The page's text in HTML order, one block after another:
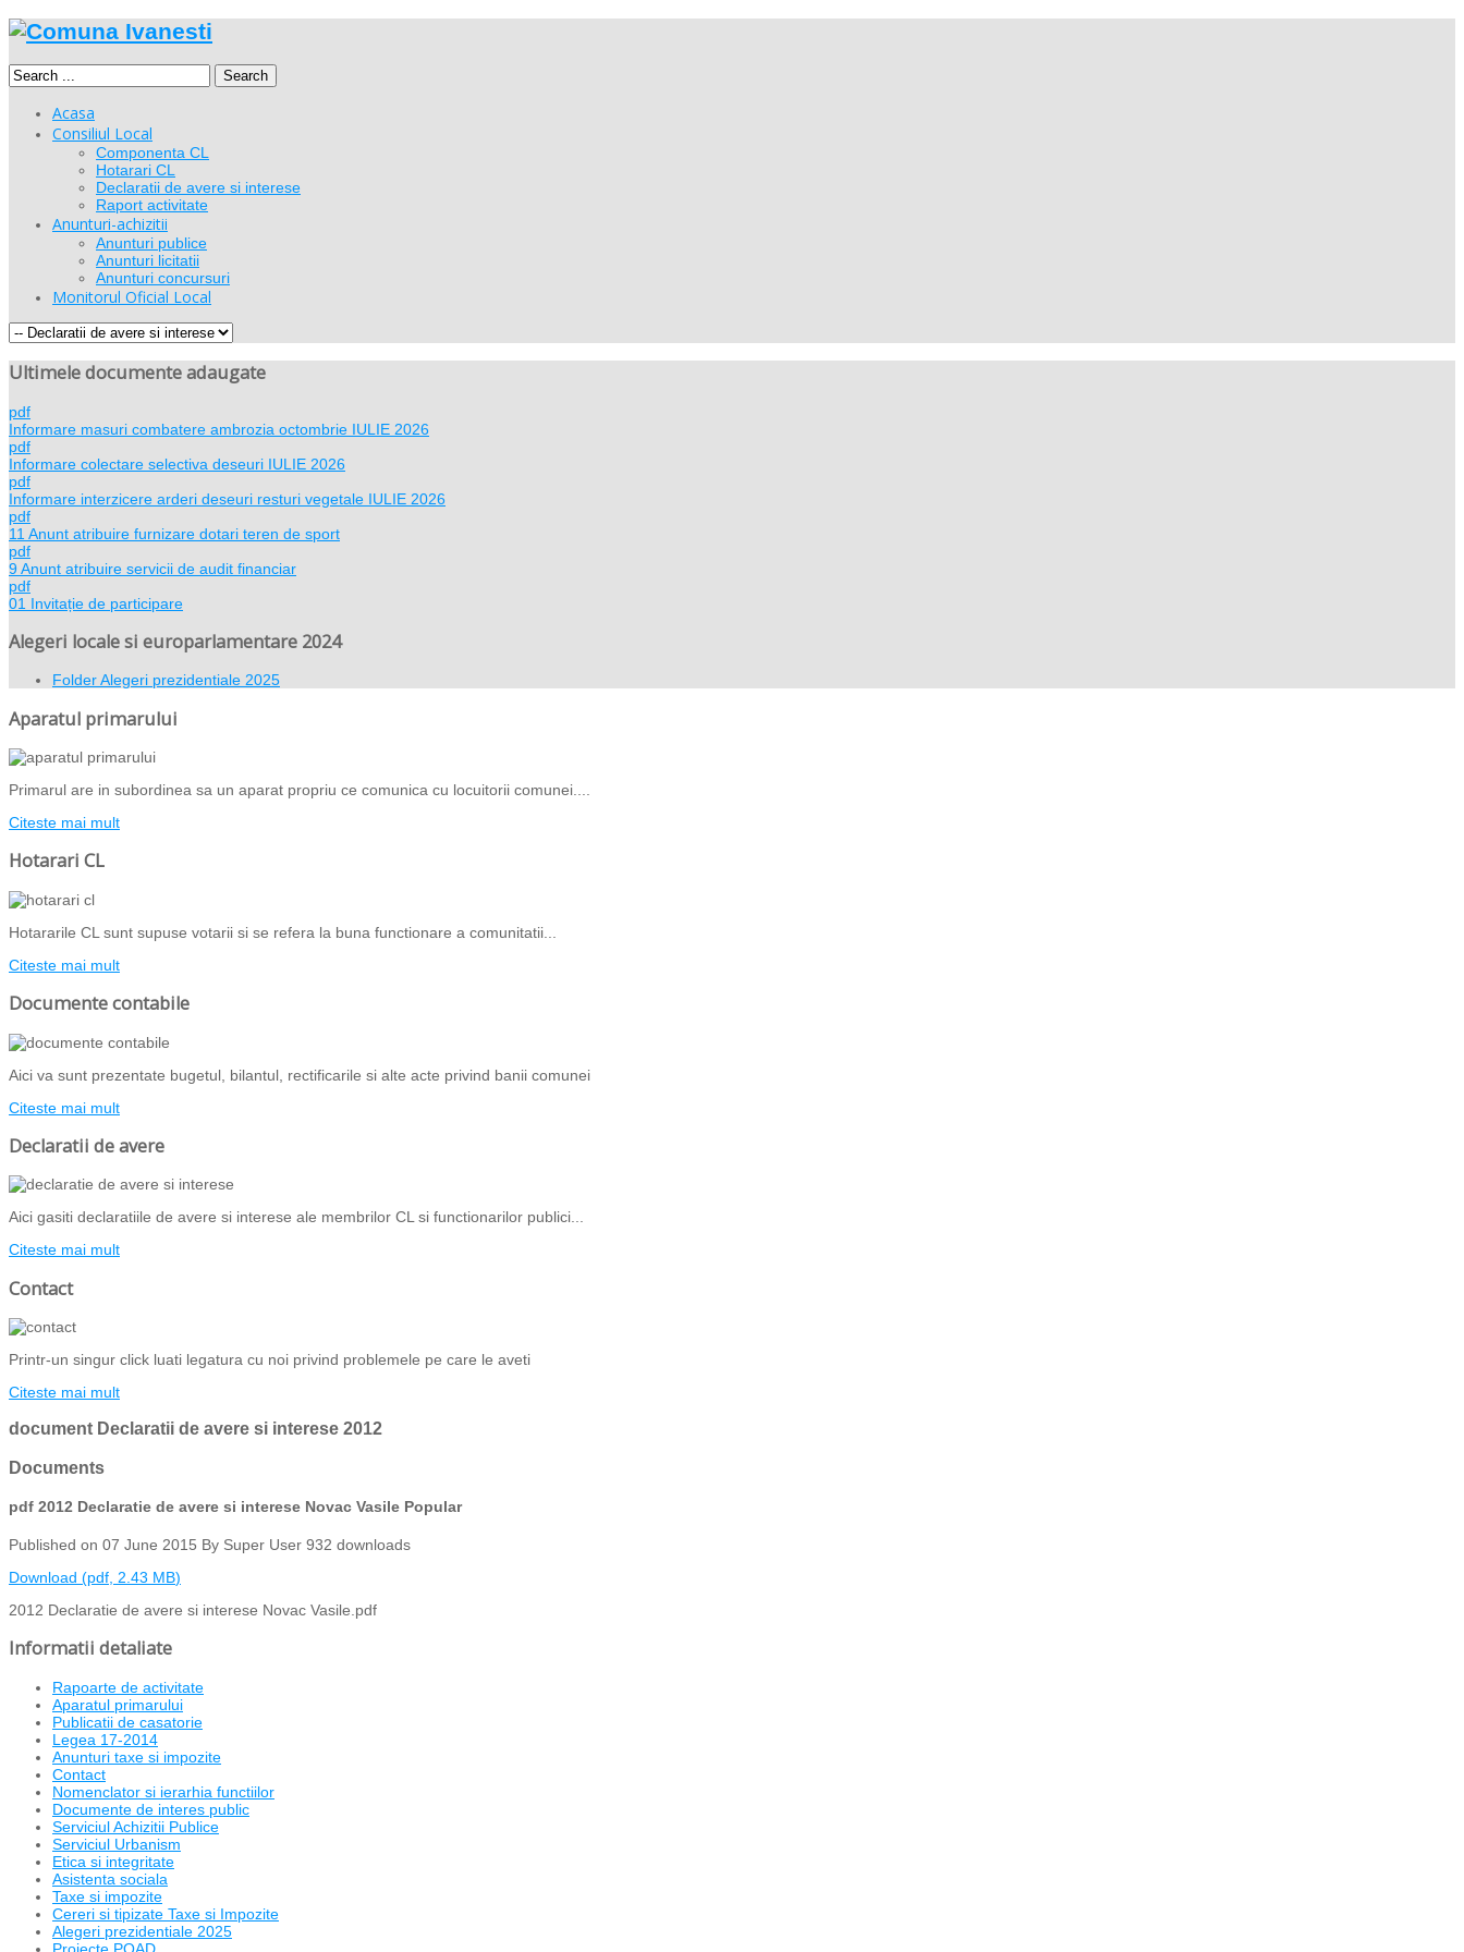
Search
Acasa
Consiliul Local
Componenta CL
Hotarari CL
Declaratii de avere si interese
Raport activitate
Anunturi-achizitii
Anunturi publice
Anunturi licitatii
Anunturi concursuri
Monitorul Oficial Local
Ultimele documente adaugate
pdf
Informare masuri combatere ambrozia octombrie IULIE 2026
pdf
Informare colectare selectiva deseuri IULIE 2026
pdf
Informare interzicere arderi deseuri resturi vegetale IULIE 2026
pdf
11 Anunt atribuire furnizare dotari teren de sport
pdf
9 Anunt atribuire servicii de audit financiar
pdf
01 Invitație de participare
Alegeri locale si europarlamentare 2024
FolderAlegeri prezidentiale 2025
Aparatul primarului
Primarul are in subordinea sa un aparat propriu ce comunica cu locuitorii comunei....
Citeste mai mult
Hotarari CL
Hotararile CL sunt supuse votarii si se refera la buna functionare a comunitatii...
Citeste mai mult
Documente contabile
Aici va sunt prezentate bugetul, bilantul, rectificarile si alte acte privind banii comunei
Citeste mai mult
Declaratii de avere
Aici gasiti declaratiile de avere si interese ale membrilor CL si functionarilor publici...
Citeste mai mult
Contact
Printr-un singur click luati legatura cu noi privind problemele pe care le aveti
Citeste mai mult
document Declaratii de avere si interese 2012
Documents
pdf 2012 Declaratie de avere si interese Novac Vasile Popular
Published on 07 June 2015 By Super User 932 downloads
Download (pdf, 2.43 MB)
2012 Declaratie de avere si interese Novac Vasile.pdf
Informatii detaliate
Rapoarte de activitate
Aparatul primarului
Publicatii de casatorie
Legea 17-2014
Anunturi taxe si impozite
Contact
Nomenclator si ierarhia functiilor
Documente de interes public
Serviciul Achizitii Publice
Serviciul Urbanism
Etica si integritate
Asistenta sociala
Taxe si impozite
Cereri si tipizate Taxe si Impozite
Alegeri prezidentiale 2025